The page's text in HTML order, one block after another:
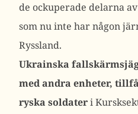
de ockuperade delarna
som nu inte har någon
Ryssland.
Ukrainska
med andra enheter,
ryska soldateri